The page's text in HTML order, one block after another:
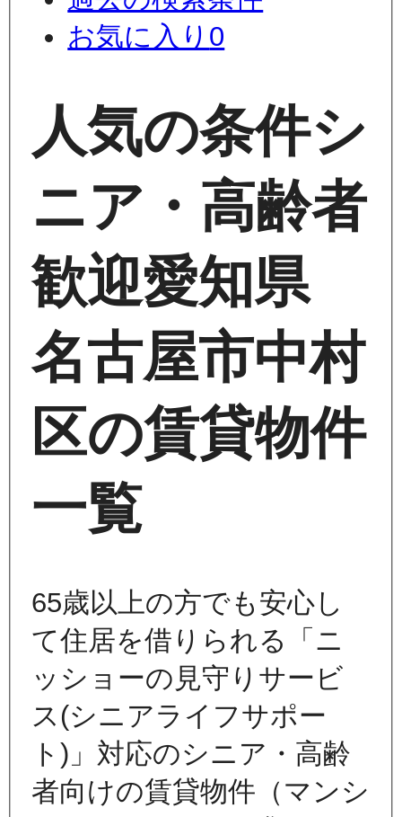
お気に入り 0
人気の条件シ
ニア・高齢者
歓迎愛知県
名古屋市中村
区の賃貸物件
一覧
65歳以上の方でも安心し
て住居を借りられる「ニ
ッショーの見守りサービ
ス(シニアライフサポー
ト)」対応のシニア・高齢
者向けの賃貸物件（マンシ